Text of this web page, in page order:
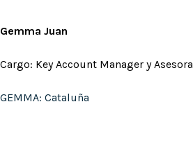
Gemma Juan
Cargo: Key Account Manager y Asesora
GEMMA: Cataluña